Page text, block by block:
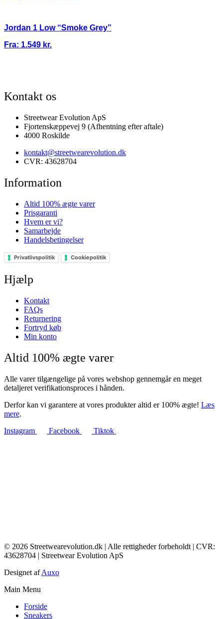
Jordan 1 Low “Smoke Grey”
Fra: 1.549 kr.
Kontakt os
Streetwear Evolution ApS
Fjortenskæppevej 9 (Afhentning efter aftale)
4000 Roskilde
kontakt@streetwearevolution.dk
CVR: 43628704
Information
Altid 100% ægte varer
Prisgaranti
Hvem er vi?
Samarbejde
Handelsbetingelser
Privatlivspolitik Cookiepolitik
Hjælp
Kontakt
FAQs
Returnering
Fortryd køb
Min konto
Altid 100% ægte varer
Alle varer tilgængelige på vores webshop gennemgår en meget
detaljeret verifikationsproces i hånden.
Derfor kan vi garantere at vores produkter altid er 100% ægte! Læs
mere.
Instagram
Facebook Tiktok
© 2026 Streetwearevolution.dk | Alle rettigheder forbeholdt | CVR:
43628704 | Streetwear Evolution ApS
Designet afAuxo
Main Menu
Forside
Sneakers